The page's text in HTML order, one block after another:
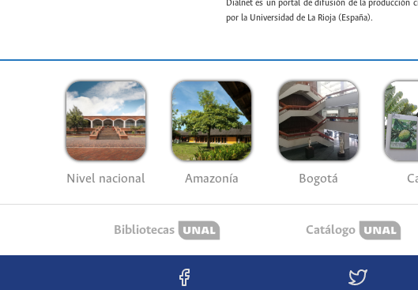
Dialnet es un portal de difusión de la producción
por la Universidad de La Rioja (España).
Nivel nacional Amazonía Bogotá
Bibliotecas Catálogo